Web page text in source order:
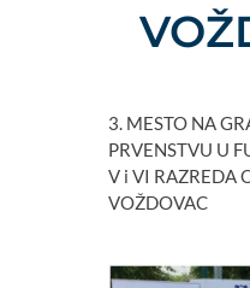
3. MESTO NA
PRVENSTVU U
V i VI RAZREDA
VOŽDOVAC